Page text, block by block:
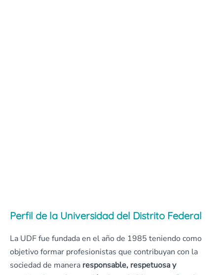
Perfil de la Universidad del Distrito Federal
La UDF fue fundada en el año de 1985 teniendo como
objetivo formar profesionistas que contribuyan con la
sociedad de manera responsable, respetuosa y